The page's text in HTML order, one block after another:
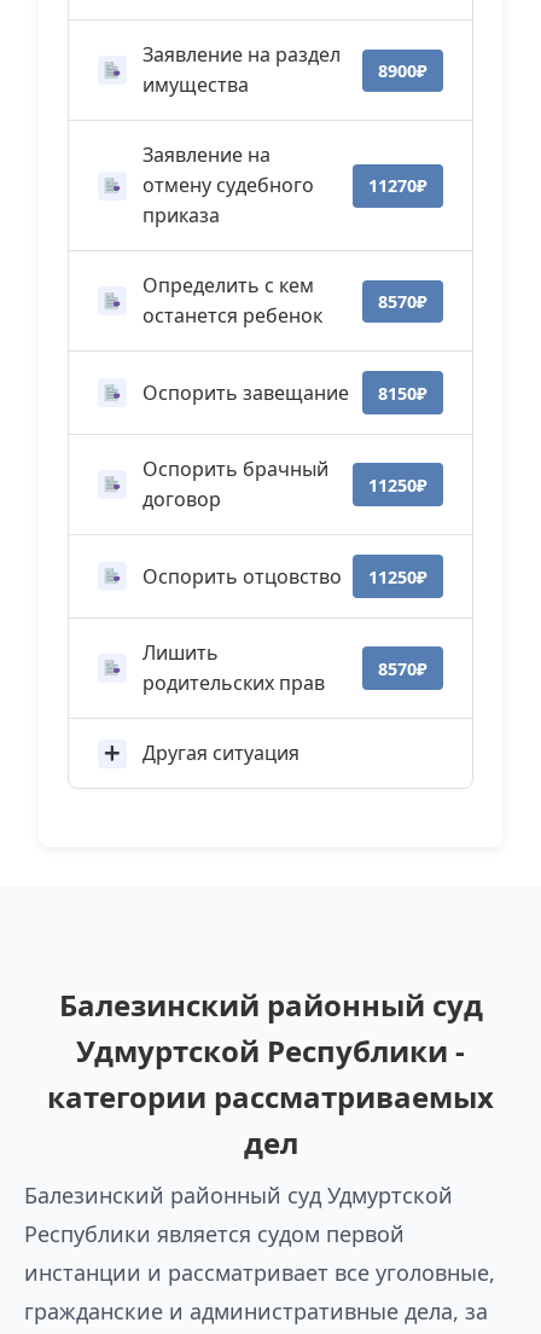
Заявление на раздел
имущества
8900₽
Заявление на
отмену судебного
приказа
11270₽
Определить с кем
останется ребенок
8570₽
Оспорить завещание 8150₽
Оспорить брачный
договор
11250₽
Оспорить отцовство 11250₽
Лишить
родительских прав
8570₽
Другая ситуация
Балезинский районный суд
Удмуртской Республики -
категории рассматриваемых
дел
Балезинский районный суд Удмуртской
Республики является судом первой
инстанции и рассматривает все уголовные,
гражданские и административные дела, за